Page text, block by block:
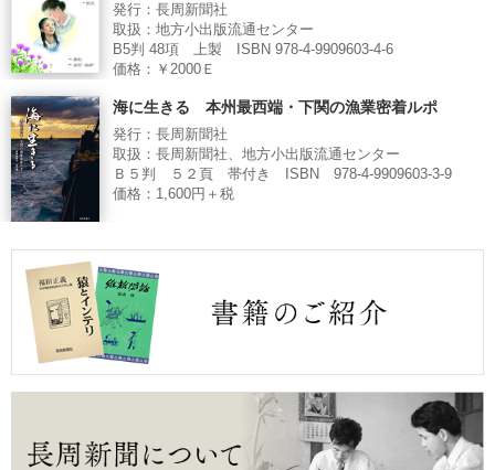
発行：長周新聞社
取扱：地方小出版流通センター
B5判 48項 上製 ISBN 978-4-9909603-4-6
価格：￥2000Ｅ
海に生きる 本州最西端・下関の漁業密着ルポ
発行：長周新聞社
取扱：長周新聞社、地方小出版流通センター
Ｂ５判 ５２頁 帯付き ISBN 978-4-9909603-3-9
価格：1,600円＋税